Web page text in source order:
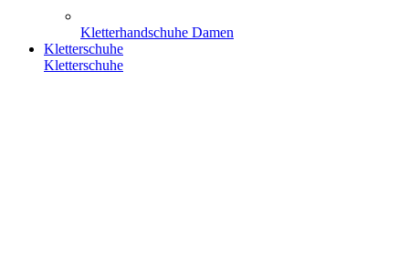
Kletterhandschuhe Damen
Kletterschuhe
Kletterschuhe